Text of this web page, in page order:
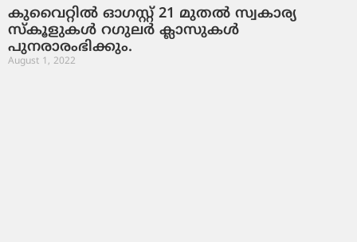
കുവൈറ്റിൽ ഓഗസ്റ്റ് 21 മുതൽ സ്വകാര്യ
സ്‌കൂളുകൾ റഗുലർ ക്ലാസുകൾ
പുനരാരംഭിക്കും.
August 1, 2022